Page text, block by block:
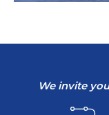
We invite